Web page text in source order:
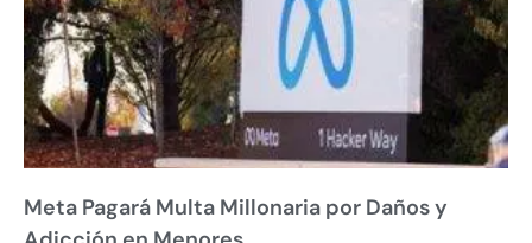
Meta Pagará Multa Millonaria por Daños y